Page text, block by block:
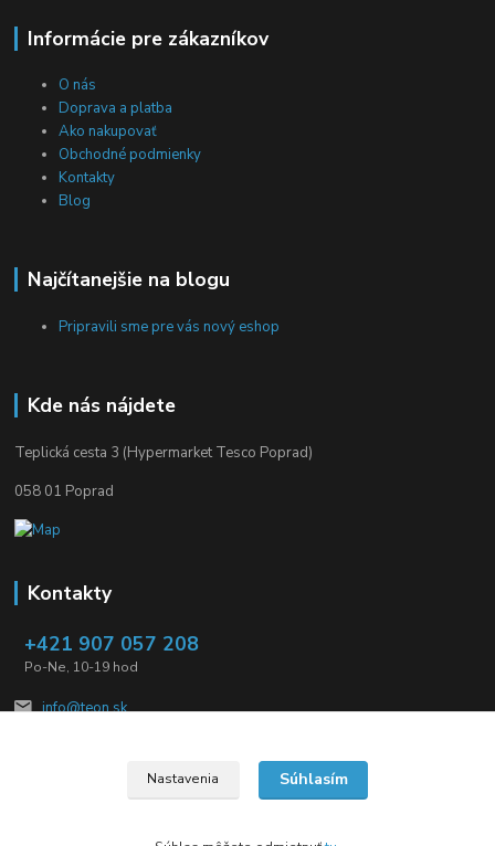
Informácie pre zákazníkov
O nás
Doprava a platba
Ako nakupovať
Obchodné podmienky
Kontakty
Blog
Najčítanejšie na blogu
Pripravili sme pre vás nový eshop
Kde nás nájdete
Teplická cesta 3 (Hypermarket Tesco Poprad)
058 01 Poprad
Kontakty
+421 907 057 208
Po-Ne, 10-19 hod
info@teon.sk
Nastavenia Súhlasím